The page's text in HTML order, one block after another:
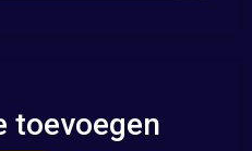
toevoegen